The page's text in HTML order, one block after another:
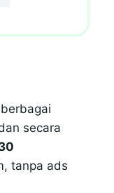
secara
tanpa ads